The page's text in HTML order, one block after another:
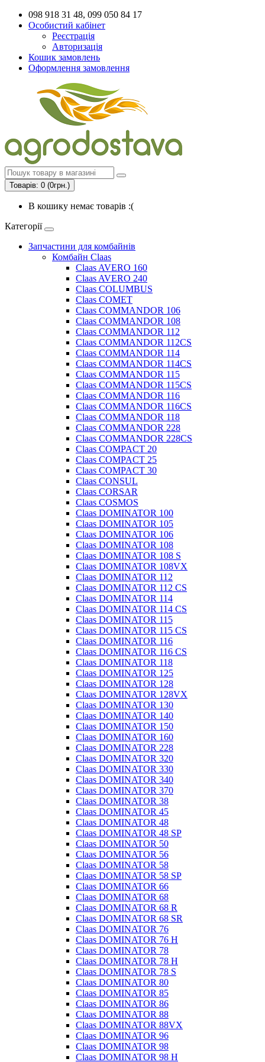
098 918 31 48, 099 050 84 17
Особистий кабінет
Реєстрація
Авторизація
Кошик замовлень
Оформлення замовлення
Товарів: 0 (0грн.)
В кошику немає товарів :(
Категорії
Запчастини для комбайнів
Комбайн Claas
Claas AVERO 160
Claas AVERO 240
Claas COLUMBUS
Claas COMET
Claas COMMANDOR 106
Claas COMMANDOR 108
Claas COMMANDOR 112
Claas COMMANDOR 112CS
Claas COMMANDOR 114
Claas COMMANDOR 114CS
Claas COMMANDOR 115
Claas COMMANDOR 115CS
Claas COMMANDOR 116
Claas COMMANDOR 116CS
Claas COMMANDOR 118
Claas COMMANDOR 228
Claas COMMANDOR 228CS
Claas COMPACT 20
Claas COMPACT 25
Claas COMPACT 30
Claas CONSUL
Claas CORSAR
Claas COSMOS
Claas DOMINATOR 100
Claas DOMINATOR 105
Claas DOMINATOR 106
Claas DOMINATOR 108
Claas DOMINATOR 108 S
Claas DOMINATOR 108VX
Claas DOMINATOR 112
Claas DOMINATOR 112 CS
Claas DOMINATOR 114
Claas DOMINATOR 114 CS
Claas DOMINATOR 115
Claas DOMINATOR 115 CS
Claas DOMINATOR 116
Claas DOMINATOR 116 CS
Claas DOMINATOR 118
Claas DOMINATOR 125
Claas DOMINATOR 128
Claas DOMINATOR 128VX
Claas DOMINATOR 130
Claas DOMINATOR 140
Claas DOMINATOR 150
Claas DOMINATOR 160
Claas DOMINATOR 228
Claas DOMINATOR 320
Claas DOMINATOR 330
Claas DOMINATOR 340
Claas DOMINATOR 370
Claas DOMINATOR 38
Claas DOMINATOR 45
Claas DOMINATOR 48
Claas DOMINATOR 48 SP
Claas DOMINATOR 50
Claas DOMINATOR 56
Claas DOMINATOR 58
Claas DOMINATOR 58 SP
Claas DOMINATOR 66
Claas DOMINATOR 68
Claas DOMINATOR 68 R
Claas DOMINATOR 68 SR
Claas DOMINATOR 76
Claas DOMINATOR 76 H
Claas DOMINATOR 78
Claas DOMINATOR 78 H
Claas DOMINATOR 78 S
Claas DOMINATOR 80
Claas DOMINATOR 85
Claas DOMINATOR 86
Claas DOMINATOR 88
Claas DOMINATOR 88VX
Claas DOMINATOR 96
Claas DOMINATOR 98
Claas DOMINATOR 98 H